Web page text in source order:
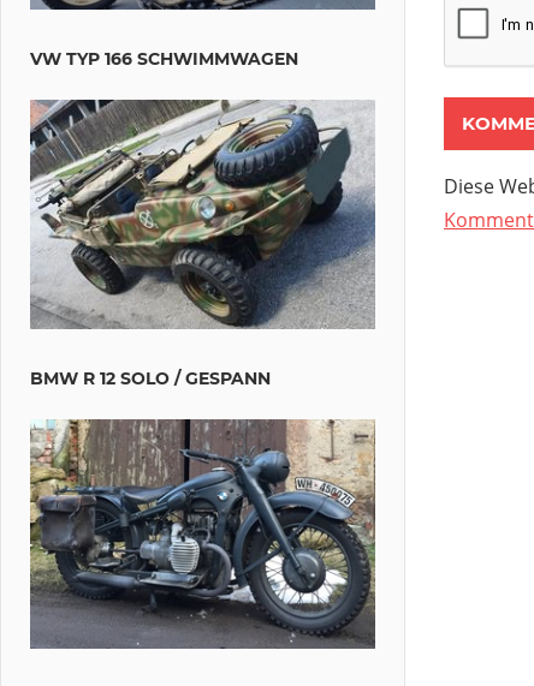
Diese
VW TYP 166 SCHWIMMWAGEN
BMW R 12 SOLO / GESPANN